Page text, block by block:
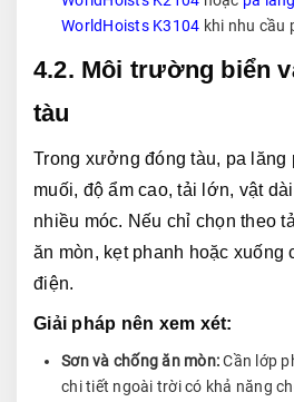
WorldHoists K3104 khi nhu cầu
4.2. Môi trường biển
tàu
Trong xưởng đóng tàu, pa
muối, độ ẩm cao, tải lớn, vật
nhiều móc. Nếu chỉ chọn theo
ăn mòn, kẹt phanh hoặc xuống
điện.
Giải pháp nên xem xét:
Sơn và chống ăn mòn:Cần lớp
chi tiết ngoài trời có khả năng